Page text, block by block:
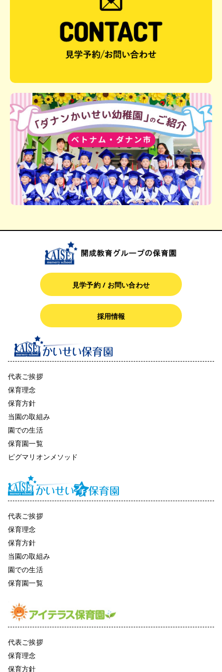
見学予約 / お問い合わせ
採用情報
代表ご挨拶
保育理念
保育方針
当園の取組み
園での生活
保育園一覧
ピグマリオンメソッド
代表ご挨拶
保育理念
保育方針
当園の取組み
園での生活
保育園一覧
代表ご挨拶
保育理念
保育方針